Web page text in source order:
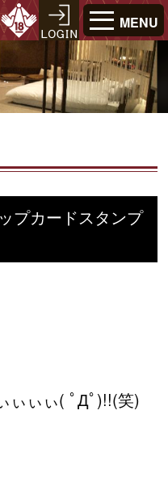
MENU
プカードスタンプ
ぃぃぃ( ﾟДﾟ)!!(笑)